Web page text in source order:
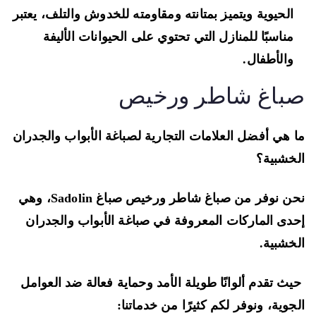
الحيوية ويتميز بمتانته ومقاومته للخدوش والتلف، يعتبر
مناسبًا للمنازل التي تحتوي على الحيوانات الأليفة
والأطفال.
شاطر ورخيص
هي أفضل العلامات التجارية لصباغة الأبواب والجدران
نحن نوفر من صباغ شاطر ورخيص صباغ Sadolin، وهي
الماركات المعروفة في صباغة الأبواب والجدران
تقدم ألوانًا طويلة الأمد وحماية فعالة ضد العوامل
ونوفر لكم كثيرًا من خدماتنا: